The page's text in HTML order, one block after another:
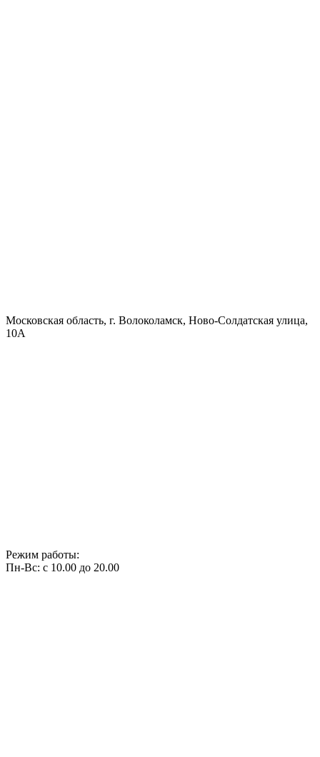
Московская область, г. Волоколамск, Ново-Солдатская улица,
10А
Режим работы:
Пн-Вс: с 10.00 до 20.00